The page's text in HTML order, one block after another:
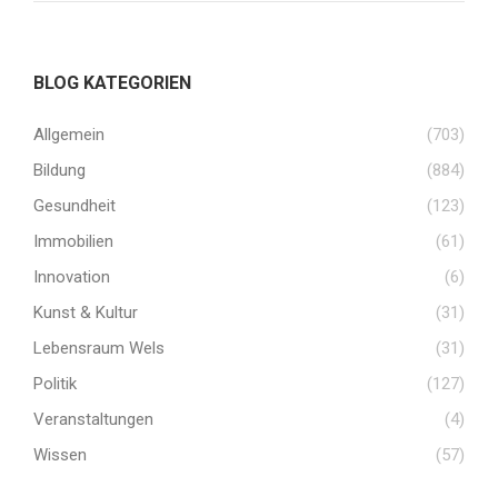
BLOG KATEGORIEN
Allgemein
(703)
Bildung
(884)
Gesundheit
(123)
Immobilien
(61)
Innovation
(6)
Kunst & Kultur
(31)
Lebensraum Wels
(31)
Politik
(127)
Veranstaltungen
(4)
Wissen
(57)